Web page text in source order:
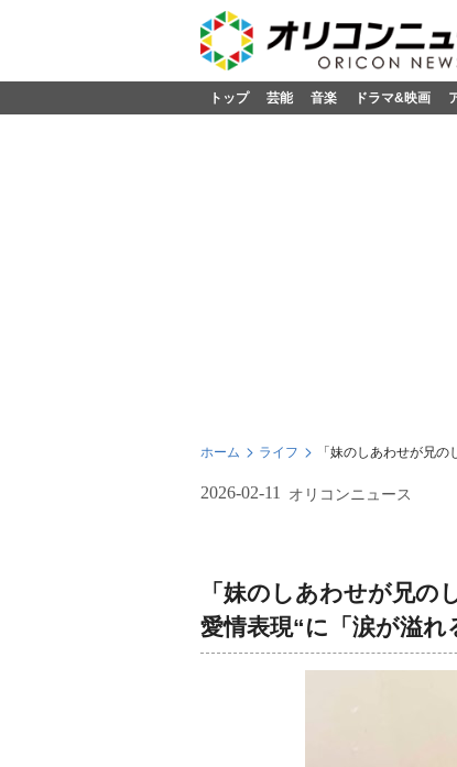
トップ 芸能 音楽 ドラマ&映画
ホーム ライフ 「妹のしあわせが兄
2026-02-11 オリコンニュース
「妹のしあわせが兄
愛情表現“に「涙が溢れ